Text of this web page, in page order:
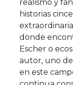
realismo y
historias
donde
Escher o
autor, uno de
en este